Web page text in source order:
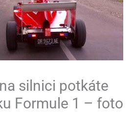
silnici potkáte
Formule 1 – foto